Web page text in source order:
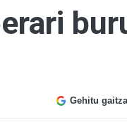
Gehitu